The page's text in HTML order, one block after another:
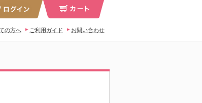
お問い合わせ
ご利用ガイド
の方へ